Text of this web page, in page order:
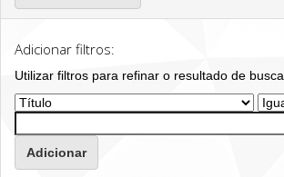
Adicionar filtros:
Utilizar filtros para refinar o resultado de busca.